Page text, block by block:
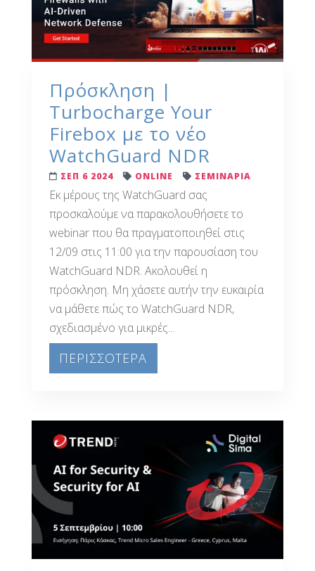
Πρόσκληση |
Turbocharge Your
Firebox με το νέο
WatchGuard NDR
ΣΕΠ 6 2024 ONLINE ΣΕΜΙΝΑΡΙΑ
Εκ μέρους της WatchGuard σας
προσκαλούμε να παρακολουθήσετε το
webinar που θα πραγματοποιηθεί στις
12/09 στις 11:00 για την παρουσίαση του
WatchGuard NDR. Ακολουθεί η
πρόσκληση. Μη χάσετε αυτήν την ευκαιρία
να μάθετε πώς το WatchGuard NDR,
σχεδιασμένο για μικρές...
ΠΕΡΙΣΣΟΤΕΡΑ